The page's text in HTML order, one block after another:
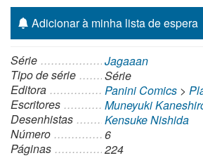
Adicionar à minha lista de espera
Série
Jagaaan
Tipo de série
Série
Editora
Panini Comics >
Escritores
Muneyuki
Desenhistas
Kensuke Nishida
Número
6
Páginas
224